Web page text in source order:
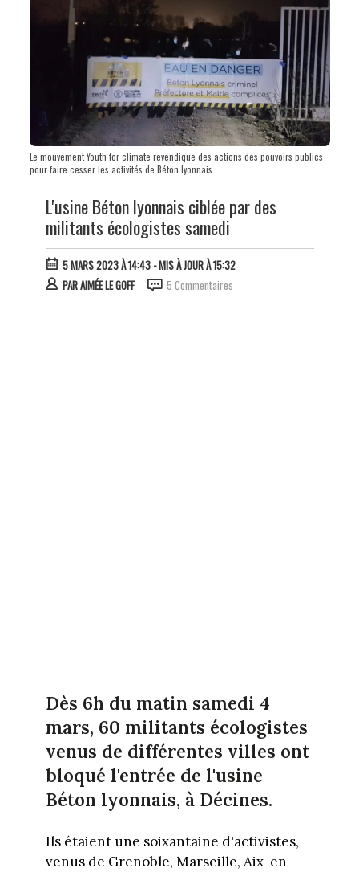
Le mouvement Youth for climate revendique des actions des pouvoirs publics
pour faire cesser les activités de Béton lyonnais.
L'usine Béton lyonnais ciblée par des
militants écologistes samedi
5 MARS 2023 À 14:43- MIS À JOUR À 15:32
PARAIMÉE LE GOFF 5 Commentaires
Dès 6h du matin samedi 4
mars, 60 militants écologistes
venus de différentes villes ont
bloqué l'entrée de l'usine
Béton lyonnais, à Décines.
Ils étaient une soixantaine d'activistes,
venus de Grenoble, Marseille, Aix-en-